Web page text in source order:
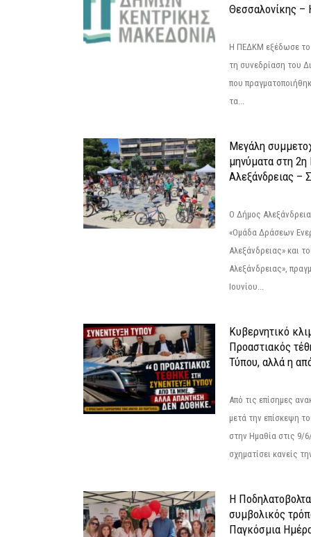
Θεσσαλονίκης –
Η ΠΕΔΚΜ εξέδωσε το
τη συνεδρίαση του
που
τα...
Μεγάλη
μηνύματα στη
Αλεξάνδρειας –
Ο Δήμος
«Ομάδα Δράσεων
Αλεξάνδρειας» και
Αλεξάνδρειας»,
Ιουνίου...
Κυβερνητικό
Προαστιακός
Τύπου, αλλά η
Από τις επίσημες
μετά την επίσκεψη
στην Ημαθία στις 9/
σχηματίσει κανείς
Η Ποδηλατοβολτα
συμβολικός
Παγκόσμια